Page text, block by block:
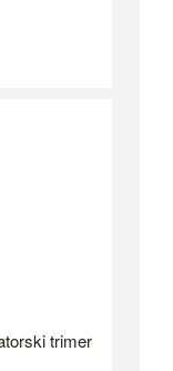
trimer